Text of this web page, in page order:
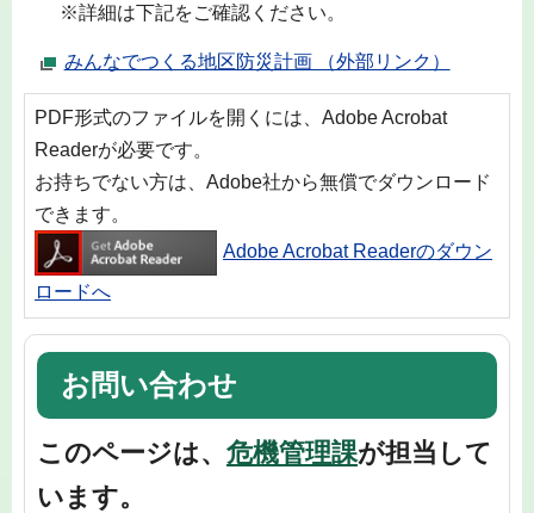
※詳細は下記をご確認ください。
みんなでつくる地区防災計画 （外部リンク）
PDF形式のファイルを開くには、Adobe Acrobat
Readerが必要です。
お持ちでない方は、Adobe社から無償でダウンロード
できます。
Adobe Acrobat Readerのダウン
ロードへ
お問い合わせ
このページは、 危機管理課が担当して
います。